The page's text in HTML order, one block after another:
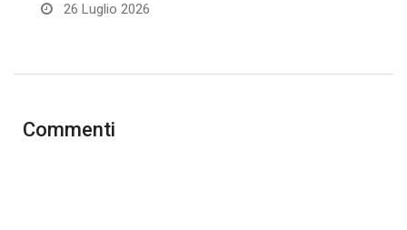
26 Luglio 2026
Commenti